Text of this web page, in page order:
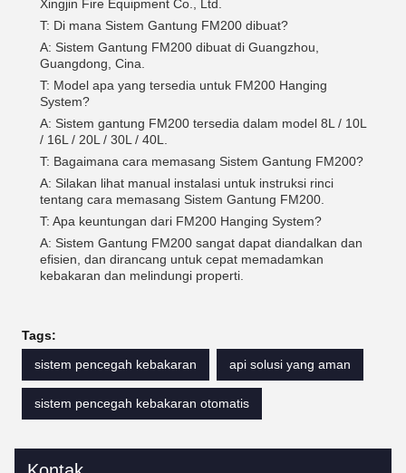
Xingjin Fire Equipment Co., Ltd.
T: Di mana Sistem Gantung FM200 dibuat?
A: Sistem Gantung FM200 dibuat di Guangzhou,
Guangdong, Cina.
T: Model apa yang tersedia untuk FM200 Hanging
System?
A: Sistem gantung FM200 tersedia dalam model 8L / 10L
/ 16L / 20L / 30L / 40L.
T: Bagaimana cara memasang Sistem Gantung FM200?
A: Silakan lihat manual instalasi untuk instruksi rinci
tentang cara memasang Sistem Gantung FM200.
T: Apa keuntungan dari FM200 Hanging System?
A: Sistem Gantung FM200 sangat dapat diandalkan dan
efisien, dan dirancang untuk cepat memadamkan
kebakaran dan melindungi properti.
Tags:
sistem pencegah kebakaran
api solusi yang aman
sistem pencegah kebakaran otomatis